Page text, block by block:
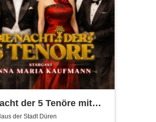
der 5 Tenöre mit
Kaufmann
der Stadt Düren